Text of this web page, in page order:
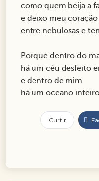
como quem beija a
e deixo meu coração
entre nebulosas e
Porque dentro do
há um céu desfeito
e dentro de mim
há um oceano
Curtir